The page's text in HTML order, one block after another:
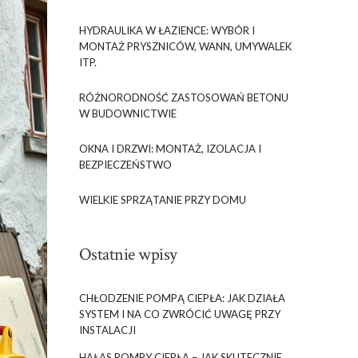
HYDRAULIKA W ŁAZIENCE: WYBÓR I
MONTAŻ PRYSZNICÓW, WANN, UMYWALEK
ITP.
RÓŻNORODNOŚĆ ZASTOSOWAŃ BETONU
W BUDOWNICTWIE
OKNA I DRZWI: MONTAŻ, IZOLACJA I
BEZPIECZEŃSTWO
WIELKIE SPRZĄTANIE PRZY DOMU
Ostatnie wpisy
CHŁODZENIE POMPĄ CIEPŁA: JAK DZIAŁA
SYSTEM I NA CO ZWRÓCIĆ UWAGĘ PRZY
INSTALACJI